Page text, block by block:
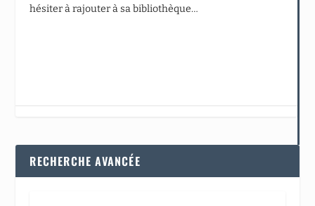
hésiter à rajouter à sa bibliothèque…
RECHERCHE AVANCÉE